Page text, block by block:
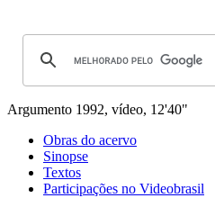
Argumento 1992, vídeo, 12'40"
Obras do acervo
Sinopse
Textos
Participações no Videobrasil